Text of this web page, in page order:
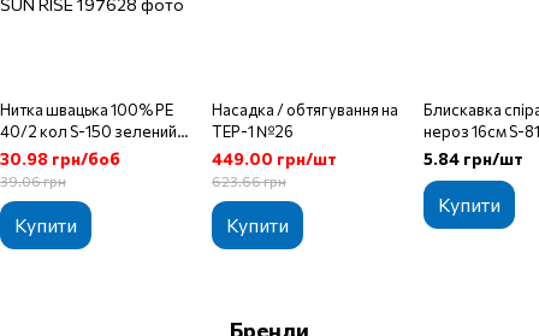
Нитка швацька 100% PE
40/2 кол S-150 зелений
(боб
3500ярдів/12боб/120бо
б) SUN RISE
30.98 грн/боб
39.06 грн
Купити
Насадка / обтягування на
TEP-1 №26
449.00 грн/шт
623.66 грн
Купити
Блискавка
нероз 16см S-
бежевий
5.84 грн/шт
Купити
Бренди